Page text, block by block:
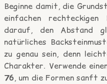
Beginne damit, die
einfachen
darauf, den Abstand
natürliches
zu genau sein, denn
Charakter. Verwende
76, um die Formen sanft